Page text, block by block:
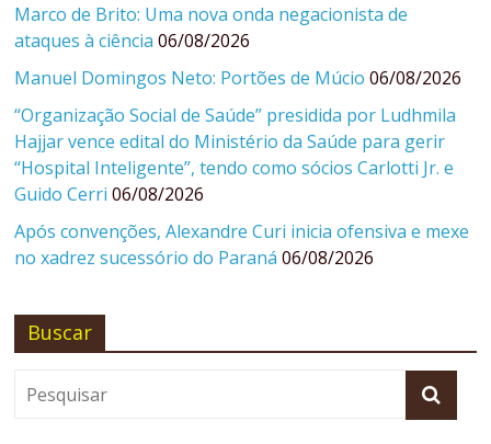
Marco de Brito: Uma nova onda negacionista de
ataques à ciência 06/08/2026
Manuel Domingos Neto: Portões de Múcio 06/08/2026
“Organização Social de Saúde” presidida por Ludhmila
Hajjar vence edital do Ministério da Saúde para gerir
“Hospital Inteligente”, tendo como sócios Carlotti Jr. e
Guido Cerri 06/08/2026
Após convenções, Alexandre Curi inicia ofensiva e mexe
no xadrez sucessório do Paraná 06/08/2026
Buscar